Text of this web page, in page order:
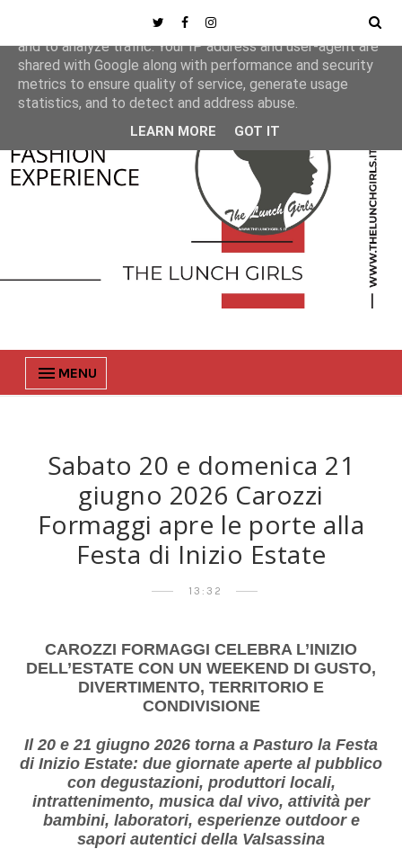
MENU
Sabato 20 e domenica 21
giugno 2026 Carozzi
Formaggi apre le porte alla
Festa di Inizio Estate
13:32
CAROZZI FORMAGGI CELEBRA L’INIZIO
DELL’ESTATE CON UN WEEKEND DI GUSTO,
DIVERTIMENTO, TERRITORIO E
CONDIVISIONE
Il 20 e 21 giugno 2026 torna a Pasturo la Festa
di Inizio Estate: due giornate aperte al pubblico
con degustazioni, produttori locali,
intrattenimento, musica dal vivo, attività per
bambini, laboratori, esperienze outdoor e
sapori autentici della Valsassina
This site uses cookies from Google to deliver its services
and to analyze traffic. Your IP address and user-agent are
shared with Google along with performance and security
metrics to ensure quality of service, generate usage
statistics, and to detect and address abuse.
LEARN MORE GOT IT